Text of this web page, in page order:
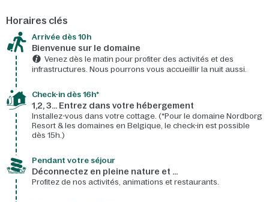
Horaires clés
Arrivée dès 10h​
Bienvenue sur le domaine​
Venez dès le matin pour profiter des activités et des
infrastructures. Nous pourrons vous accueillir la nuit aussi.
Check-in dès 16h*​
1,2, 3… Entrez dans votre hébergement
Installez-vous dans votre cottage. (*Pour le domaine Nordborg
Resort & les domaines en Belgique, le check-in est possible
dès 15h.)
Pendant votre séjour
Déconnectez en pleine nature et …
Profitez de nos activités, animations et restaurants.